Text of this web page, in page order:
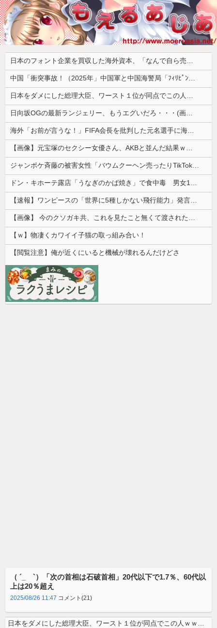
日本のフォント企業を買収した海外資本、「なんで自ら売上ゼロにするようなことするの」とドン引きするような方針転換を……
中国「衝突事故！（2025年」中国軍と中国海警局「ﾌｨﾘﾋﾟﾝ船の追跡中に衝突！（8/11」中国「2人死亡」中国政府「1年間隠蔽」日本「隠蔽された事実報道！（2026年」→
日本をダメにした総理大臣、ワースト１位が同点でこの人ｗｗｗｗｗｗ
日向坂OGの最新ランジェリー、もうエグいだろ・・・(画像どーん)
海外「お前が言うな！」FIFA会長を批判した元名選手に海外から猛反発！（海外の反応）
【画像】元宝塚のセクシー女優さん、AKBと並んだ結果ｗｗｗｗ
ジャンポケ斉藤の被害女性「バウムクーヘン売ったりTikTokライブしててムカついたから示談しなかった」←これ
ドン・キホーテ露店「うなぎのかば焼き」で食中毒 男女14人が発熱や腹痛など訴え…サルモネラ属の菌検出
【速報】ワンピースの「世界に5種しかない飛行能力」発言の謎が解けるww..
【画像】 今のクソガキ共、これを見たこと無くて渡されたらパニクるらしいｗｗｗｗｗｗｗｗｗｗｗｗｗ
【ｗ】物凄くカワイイ子猫の取っ組み合い！
【閲覧注意】俺が近くにいると機械が壊れるんだけどさ
（ ´_ゝ`）「次の首相は石破首相」20代以下で1.7％、60代以
上は20％超え
2025/08/26 11:47 コメント(21)
日本をダメにした総理大臣、ワースト１位が同点でこの人ｗｗｗｗｗｗ